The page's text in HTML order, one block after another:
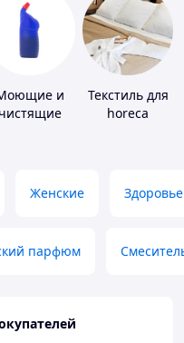
и
чистящие
Текстиль для
horeca
Женские Здоровье
парфюм